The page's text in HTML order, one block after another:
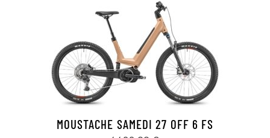
MOUSTACHE SAMEDI 27 OFF 6 FS